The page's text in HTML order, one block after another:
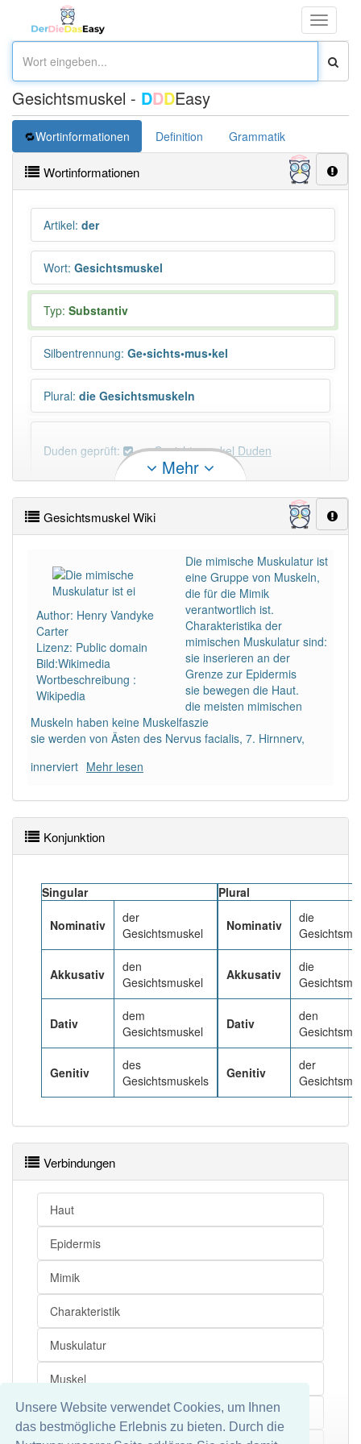
Unsere Website verwendet Cookies, um Ihnen
das bestmögliche Erlebnis zu bieten. Durch die
Toggle
Gesichtsmuskel - DDDEasy
Wortinformationen Definition Grammatik
Wortinformationen
Artikel: der
Wort: Gesichtsmuskel
Typ: Substantiv
Silbentrennung: Ge•sichts•mus•kel
Plural: die Gesichtsmuskeln
Duden geprüft: Gesichtsmuskel Duden
PowerIndex:5
Häufigkeit: 4 von 10
Wörter mit Endung-gesichtsmuskel: 1
Wörter mit Endung -gesichtsmuskelaber mit einem
anderen Artikelder
94% unserer Spielapp-Nutzer haben den Artikel
korrekt erraten.
Mehr
Gesichtsmuskel Wiki
Author: Henry Vandyke
Carter
Lizenz: Public domain
Bild:Wikimedia
Wortbeschreibung :
Wikipedia
Die mimische Muskulatur ist
eine Gruppe von Muskeln,
die für die Mimik
verantwortlich ist.
Charakteristika der
mimischen Muskulatur sind:
sie inserieren an der
Grenze zur Epidermis
sie bewegen die Haut.
die meisten mimischen
Muskeln haben keine Muskelfaszie
sie werden von Ästen des Nervus facialis, 7. Hirnnerv,
innerviert Mehr lesen
Konjunktion
Singular
Nominativ
der
Gesichtsmuskel
Akkusativ
den
Gesichtsmuskel
Dativ
dem
Gesichtsmuskel
Genitiv
des
Gesichtsmuskels
Plural
Nominativ
die
Akkusativ
die
Dativ
den
Genitiv
der
Verbindungen
Haut
Epidermis
Mimik
Charakteristik
Muskulatur
Muskel
Nervus